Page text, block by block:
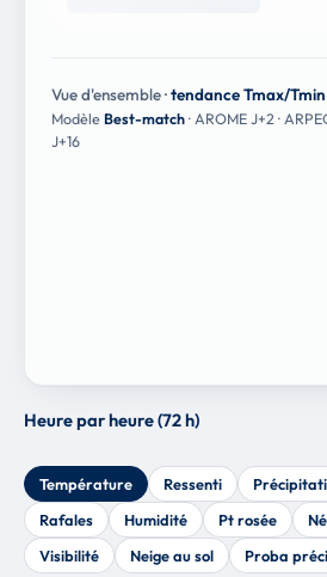
Vue d'ensemble ·tendance Tmax/Tmin
Modèle Best-match · AROME J+2 ·
J+16
Heure par heure (72 h)
Température Ressenti
Rafales
Humidité Pt rosée
Visibilité
Neige au sol Proba